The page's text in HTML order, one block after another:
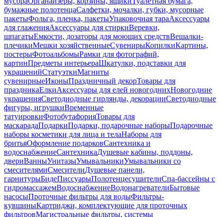
бумажные полотенцаСалфетки, мочалки, губки, мусорные
пакетыФольга, пленка, пакетыУпаковочная тараАксессуары
для глаженияАксессуары для стиркиВеревки,
шпагатыЕмкости, дозаторы для моющих средствВешалки-
плечикиМешки хозяйственныеСувенирыКопилкиКартины,
постерыФотоальбомыРамки для фотографий,
картинПредметы интерьераШкатулки, подставки для
украшенийСтатуэткиМагниты
сувенирныеИконыПраздничный декорТовары для
праздникаЕлкиАксессуары для елей новогоднихНовогодние
украшенияСветодиодные гирлянды, декорацииСветодиодные
фигуры, игрушкиВременные
татуировкиФотобутафорияТовары для
маскарадаПодаркиПодарки, подарочные наборыПодарочные
наборы косметики для лица и телаНаборы для
бритьяОформление подарковСантехника и
водоснабжениеСантехникаДушевые кабины, поддоны,
двериВанныУнитазыУмывальникиУмывальники со
смесителямиСмесителиДушевые панели,
гарнитурыБидеПиссуарыПолотенцесушителиСпа-бассейны с
гидромассажемВодоснабжениеВодонагревателиБытовые
насосыПроточные фильтры для водыФильтры-
кувшиныКартриджи, комплектующие для проточных
фильтровМагистральные фильтры, системы